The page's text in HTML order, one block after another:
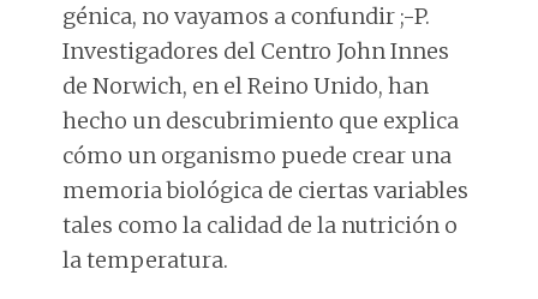
génica, no vayamos a confundir ;-P.
Investigadores del Centro John Innes
de Norwich, en el Reino Unido, han
hecho un descubrimiento que explica
cómo un organismo puede crear una
memoria biológica de ciertas variables
tales como la calidad de la nutrición o
la temperatura.